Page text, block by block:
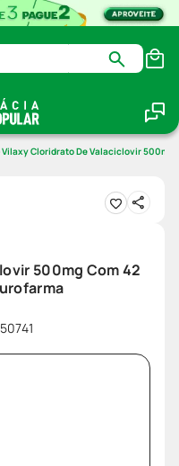
Vilaxy Cloridrato De Valaciclovir 500mg
500mg Com 42